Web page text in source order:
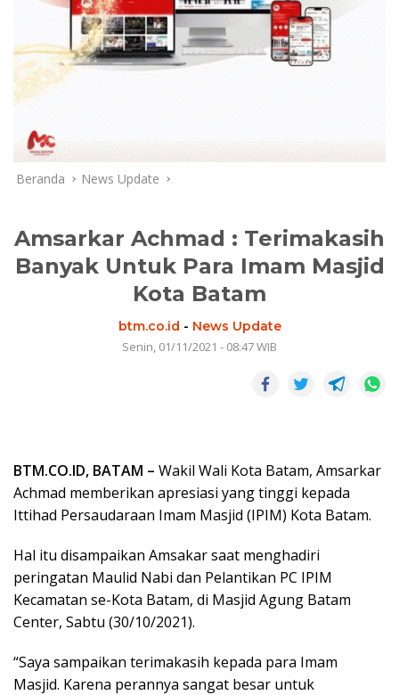
Beranda News Update
Amsarkar Achmad : Terimakasih
Banyak Untuk Para Imam Masjid
Kota Batam
btm.co.id - News Update
Senin, 01/11/2021 - 08:47 WIB
BTM.CO.ID, BATAM – Wakil Wali Kota Batam, Amsarkar
Achmad memberikan apresiasi yang tinggi kepada
Ittihad Persaudaraan Imam Masjid (IPIM) Kota Batam.
Hal itu disampaikan Amsakar saat menghadiri
peringatan Maulid Nabi dan Pelantikan PC IPIM
Kecamatan se-Kota Batam, di Masjid Agung Batam
Center, Sabtu (30/10/2021).
“Saya sampaikan terimakasih kepada para Imam
Masjid. Karena perannya sangat besar untuk